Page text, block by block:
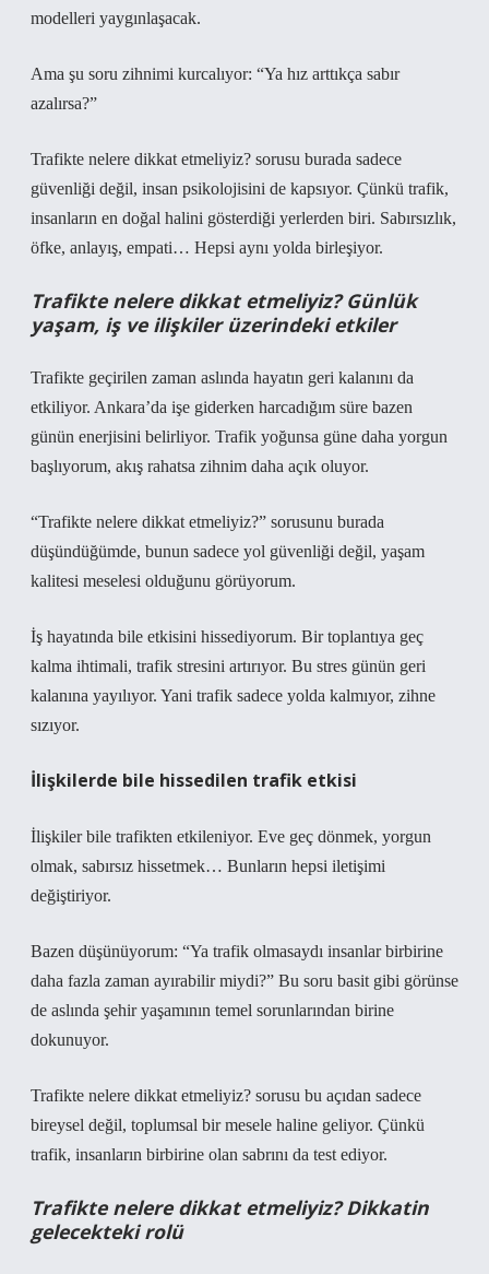
modelleri yaygınlaşacak.
Ama şu soru zihnimi kurcalıyor: “Ya hız arttıkça sabır
azalırsa?”
Trafikte nelere dikkat etmeliyiz? sorusu burada sadece
güvenliği değil, insan psikolojisini de kapsıyor. Çünkü trafik,
insanların en doğal halini gösterdiği yerlerden biri. Sabırsızlık,
öfke, anlayış, empati… Hepsi aynı yolda birleşiyor.
Trafikte nelere dikkat etmeliyiz? Günlük
yaşam, iş ve ilişkiler üzerindeki etkiler
Trafikte geçirilen zaman aslında hayatın geri kalanını da
etkiliyor. Ankara’da işe giderken harcadığım süre bazen
günün enerjisini belirliyor. Trafik yoğunsa güne daha yorgun
başlıyorum, akış rahatsa zihnim daha açık oluyor.
“Trafikte nelere dikkat etmeliyiz?” sorusunu burada
düşündüğümde, bunun sadece yol güvenliği değil, yaşam
kalitesi meselesi olduğunu görüyorum.
İş hayatında bile etkisini hissediyorum. Bir toplantıya geç
kalma ihtimali, trafik stresini artırıyor. Bu stres günün geri
kalanına yayılıyor. Yani trafik sadece yolda kalmıyor, zihne
sızıyor.
İlişkilerde bile hissedilen trafik etkisi
İlişkiler bile trafikten etkileniyor. Eve geç dönmek, yorgun
olmak, sabırsız hissetmek… Bunların hepsi iletişimi
değiştiriyor.
Bazen düşünüyorum: “Ya trafik olmasaydı insanlar birbirine
daha fazla zaman ayırabilir miydi?” Bu soru basit gibi görünse
de aslında şehir yaşamının temel sorunlarından birine
dokunuyor.
Trafikte nelere dikkat etmeliyiz? sorusu bu açıdan sadece
bireysel değil, toplumsal bir mesele haline geliyor. Çünkü
trafik, insanların birbirine olan sabrını da test ediyor.
Trafikte nelere dikkat etmeliyiz? Dikkatin
gelecekteki rolü